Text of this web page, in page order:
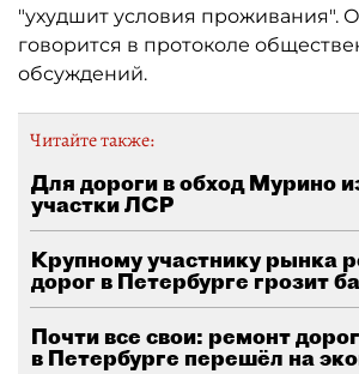
"ухудшит условия проживания".
говорится в протоколе
обсуждений.
Читайте также:
Для дороги в обход Мурино
участки ЛСР
Крупному участнику рынка
дорог в Петербурге грозит
Почти все свои: ремонт дорог
в Петербурге перешёл на